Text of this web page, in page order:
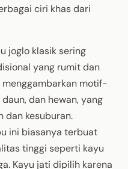
ciri khas dari
joglo klasik sering
yang rumit dan
motif-
dan hewan, yang
dan kesuburan.
ini biasanya terbuat
tinggi seperti kayu
Kayu jati dipilih karena